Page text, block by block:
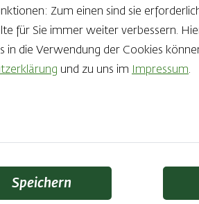
aus der
Zum einen sind sie
für Sie immer weiter verbessern.
in die Verwendung der Cookies
und zu uns im Impressum.
Speichern